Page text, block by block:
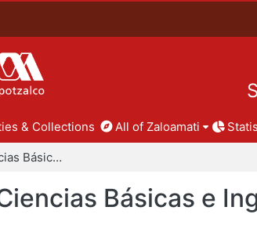
& Collections All of Zaloamati
División de Ciencias Básicas e Ingeniería
Básicas e